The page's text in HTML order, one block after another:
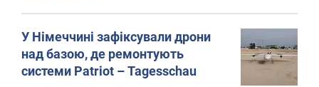
У Німеччині зафіксували дрони
над базою, де ремонтують
системи Patriot – Tagesschau